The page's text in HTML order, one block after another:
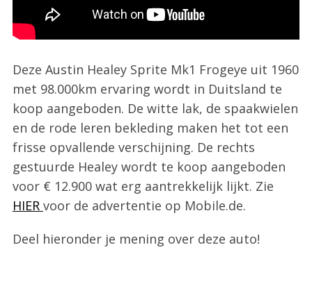
Deze Austin Healey Sprite Mk1 Frogeye uit 1960
met 98.000km ervaring wordt in Duitsland te
koop aangeboden. De witte lak, de spaakwielen
en de rode leren bekleding maken het tot een
frisse opvallende verschijning. De rechts
gestuurde Healey wordt te koop aangeboden
voor € 12.900 wat erg aantrekkelijk lijkt. Zie
HIER voor de advertentie op Mobile.de.
Deel hieronder je mening over deze auto!